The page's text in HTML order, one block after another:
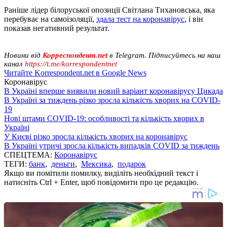
Раніше лідер білоруської опозиції Світлана Тихановська, яка
перебуває на самоізоляції, здала тест на коронавірус, і він
показав негативний результат.
Новини від Корреспондент.netв Telegram. Підписуйтесь на наш
канал https://t.me/korrespondentnet
Читайте Korrespondent.net в Google News
Коронавірус
В Україні вперше виявили новий варіант коронавірусу Цикада
В Україні за тиждень різко зросла кількість хворих на COVID-
19
Нові штами COVID-19: особливості та кількість хворих в
Україні
У Києві різко зросла кількість хворих на коронавірус
В Україні утричі зросла кількість випадків COVID за тиждень
СПЕЦТЕМА: Коронавірус
ТЕГИ: банк, деньги, Мексика, подарок
Якщо ви помітили помилку, виділіть необхідний текст і
натисніть Ctrl + Enter, щоб повідомити про це редакцію.